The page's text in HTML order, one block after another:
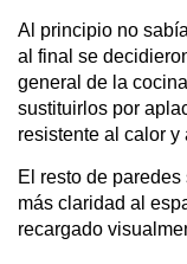
Al principio no
al final se
general de la
sustituirlos por
resistente al calor y
El resto de
más claridad al
recargado